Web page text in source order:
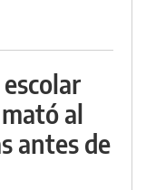
al
antes de